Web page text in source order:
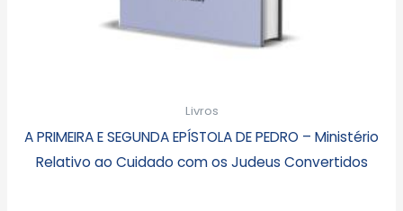
Livros
A PRIMEIRA E SEGUNDA EPÍSTOLA DE PEDRO – Ministério
Relativo ao Cuidado com os Judeus Convertidos